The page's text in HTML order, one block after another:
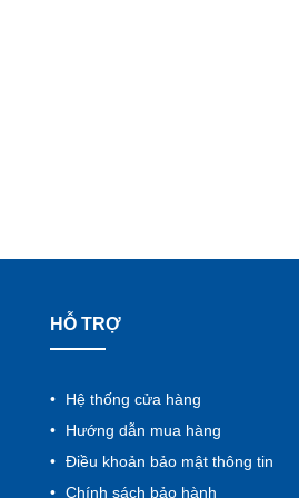
HỖ TRỢ
Hệ thống cửa hàng
Hướng dẫn mua hàng
Điều khoản bảo mật thông tin
Chính sách bảo hành